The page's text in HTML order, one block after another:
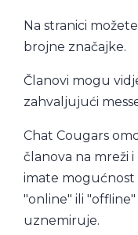
Na stranici
brojne značajke.
Članovi mogu
zahvaljujući
Chat Cougars
članova na mreži
imate mogućnost
"online" ili
uznemiruje.